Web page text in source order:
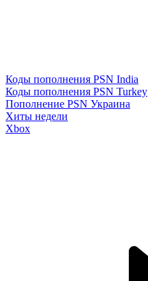
Коды пополнения PSN India
Коды пополнения PSN Turkey
Пополнение PSN Украина
Хиты недели
Xbox